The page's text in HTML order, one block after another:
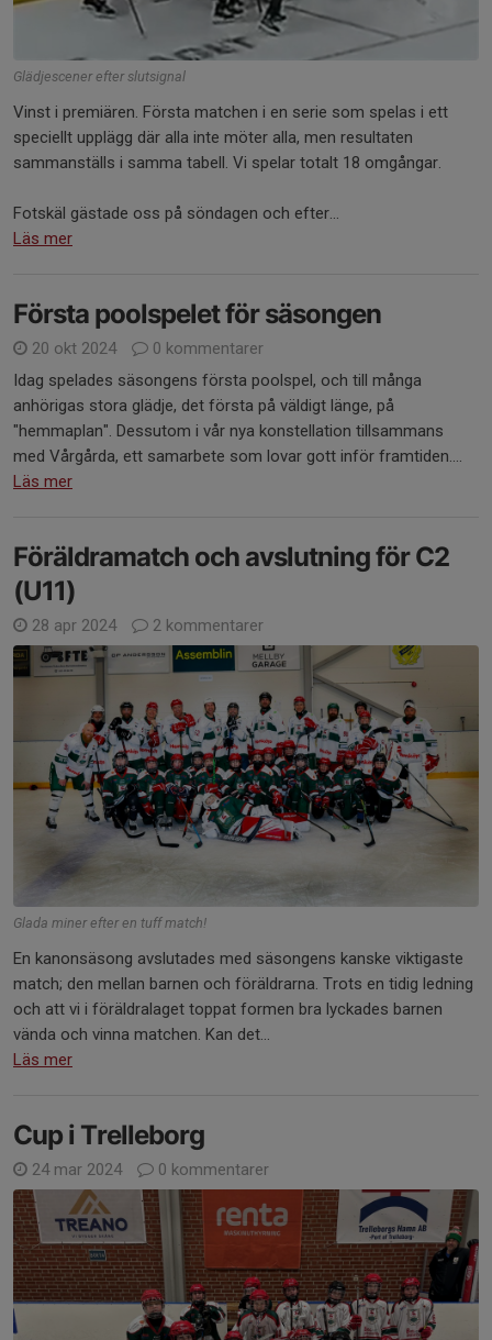
Glädjescener efter slutsignal
Vinst i premiären. Första matchen i en serie som spelas i ett
speciellt upplägg där alla inte möter alla, men resultaten
sammanställs i samma tabell. Vi spelar totalt 18 omgångar.
Fotskäl gästade oss på söndagen och efter...
Läs mer
Första poolspelet för säsongen
20 okt 2024
0 kommentarer
Idag spelades säsongens första poolspel, och till många
anhörigas stora glädje, det första på väldigt länge, på
"hemmaplan". Dessutom i vår nya konstellation tillsammans
med Vårgårda, ett samarbete som lovar gott inför framtiden....
Läs mer
Föräldramatch och avslutning för C2
(U11)
28 apr 2024 2 kommentarer
Glada miner efter en tuff match!
En kanonsäsong avslutades med säsongens kanske viktigaste
match; den mellan barnen och föräldrarna. Trots en tidig ledning
och att vi i föräldralaget toppat formen bra lyckades barnen
vända och vinna matchen. Kan det...
Läs mer
Cup i Trelleborg
24 mar 2024 0 kommentarer